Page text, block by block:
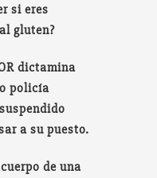
si eres
gluten?
dictamina
policía
a su puesto.
de una